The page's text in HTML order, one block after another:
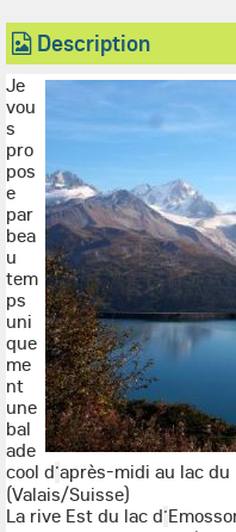
Description
Je
vou
s
pro
pos
e
par
bea
u
tem
ps
uni
que
me
nt
une
bal
ade
cool d’après-midi au lac du
(Valais/Suisse)
La rive Est du lac d’